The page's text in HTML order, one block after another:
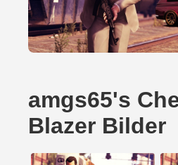
amgs65's
Blazer Bilder